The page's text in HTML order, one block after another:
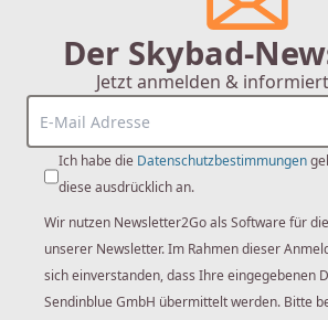
Der Skybad-
Jetzt anmelden &
Ich habe die Datenschutzbestimmungen
diese ausdrücklich an.
Wir nutzen Newsletter2Go als Software für
unserer Newsletter. Im Rahmen dieser
sich einverstanden, dass Ihre eingegebenen
Sendinblue GmbH übermittelt werden. Bitte